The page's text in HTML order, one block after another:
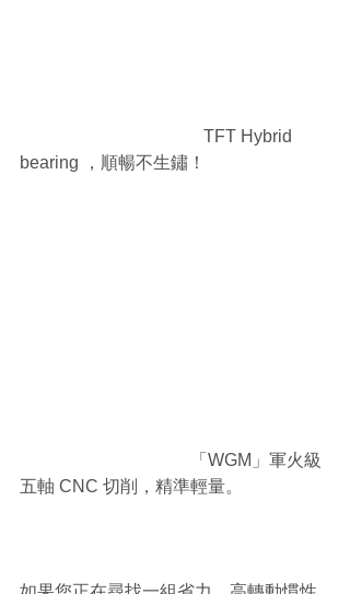
bearing ，順暢不生鏽！
五軸 CNC 切削，精準輕量。